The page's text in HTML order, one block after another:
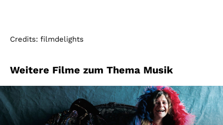
Credits: filmdelights
Weitere Filme zum Thema Musik